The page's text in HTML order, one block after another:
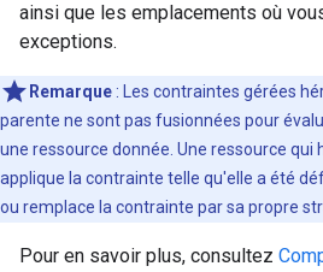
ainsi que les emplacements où
exceptions.
Remarque : Les contraintes gérées
parente ne sont pas fusionnées pour
une ressource donnée. Une ressource
applique la contrainte telle qu'elle a été
ou remplace la contrainte par sa propre
Pour en savoir plus, consultez